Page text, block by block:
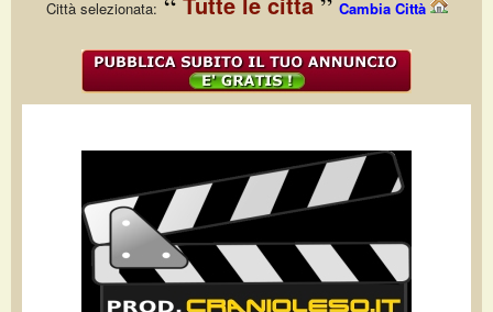
Città selezionata: Cambia Città